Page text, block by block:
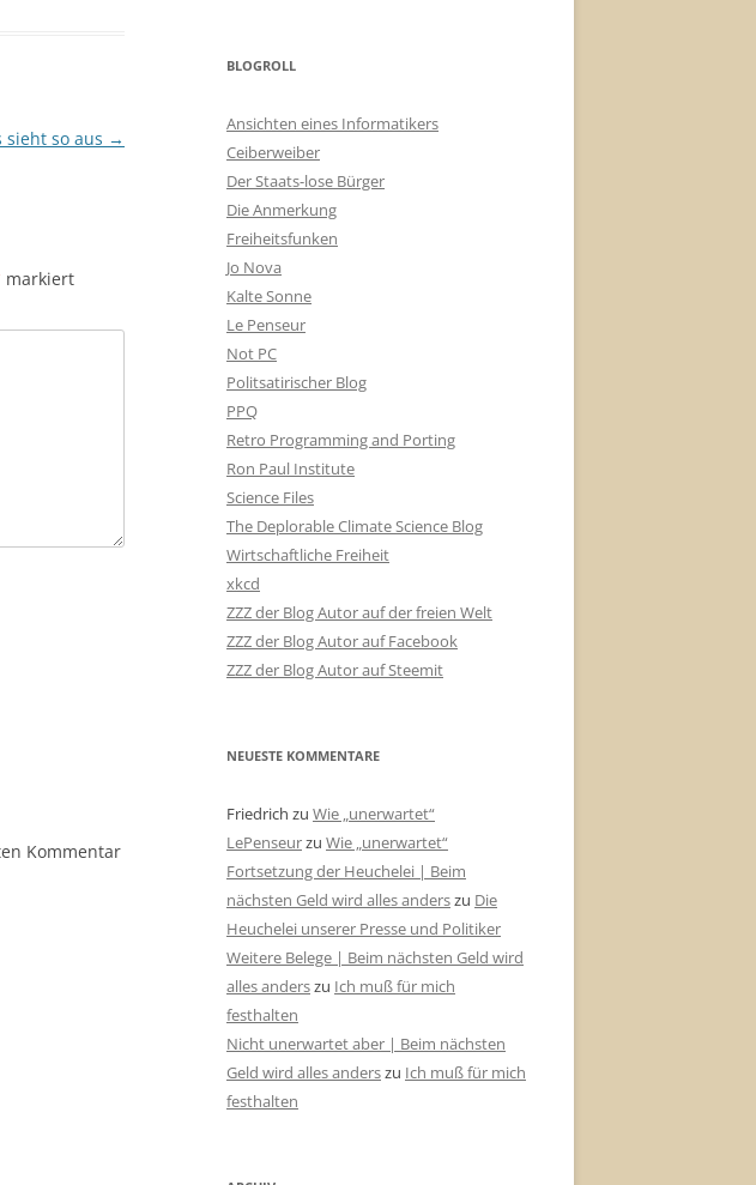
sieht so aus →
markiert
Kommentar
BLOGROLL
Ansichten eines Informatikers
Ceiberweiber
Der Staats-lose Bürger
Die Anmerkung
Freiheitsfunken
Jo Nova
Kalte Sonne
Le Penseur
Not PC
Politsatirischer Blog
PPQ
Retro Programming and Porting
Ron Paul Institute
Science Files
The Deplorable Climate Science Blog
Wirtschaftliche Freiheit
xkcd
ZZZ der Blog Autor auf der freien Welt
ZZZ der Blog Autor auf Facebook
ZZZ der Blog Autor auf Steemit
NEUESTE KOMMENTARE
Friedrich zu Wie „unerwartet“
LePenseurzu Wie „unerwartet“
Fortsetzung der Heuchelei | Beim
nächsten Geld wird alles anderszu Die
Heuchelei unserer Presse und Politiker
Weitere Belege | Beim nächsten Geld wird
alles anderszu Ich muß für mich
festhalten
Nicht unerwartet aber | Beim nächsten
Geld wird alles anderszu Ich muß für mich
festhalten